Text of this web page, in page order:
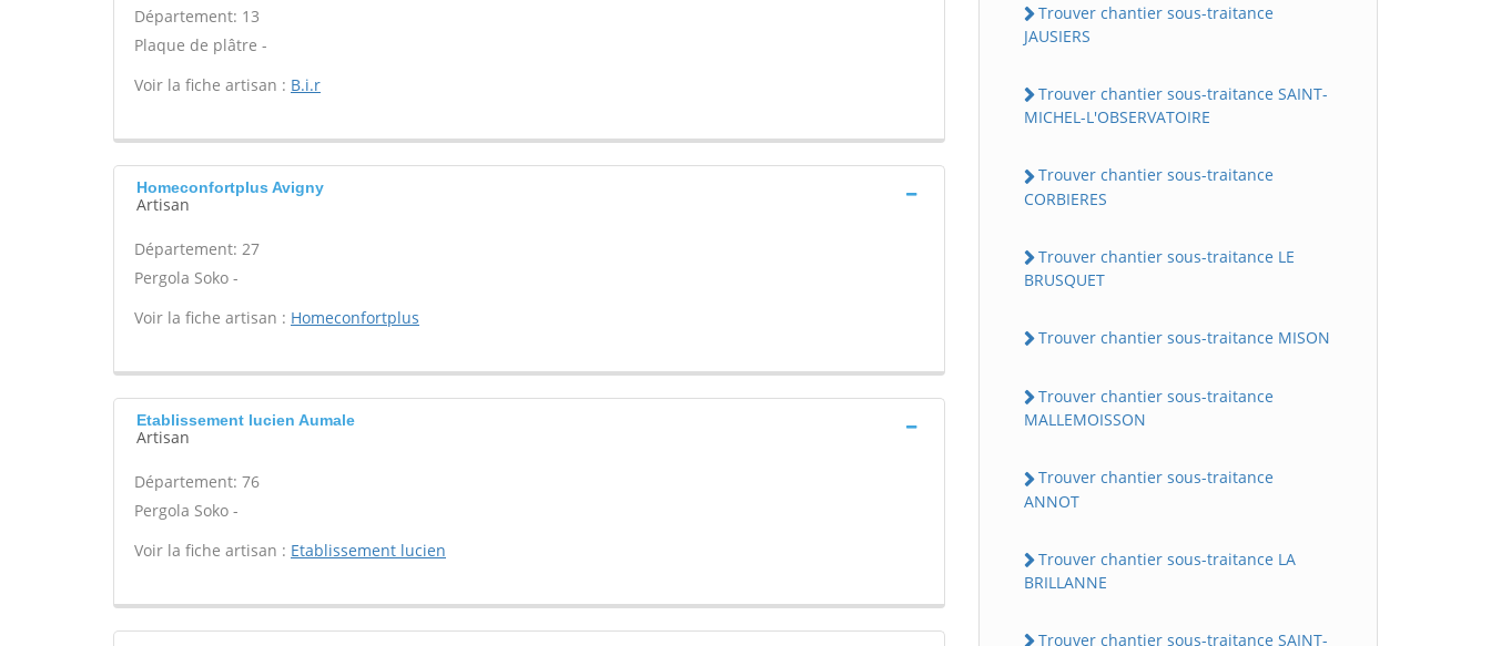
Département: 13
Plaque de plâtre -
Voir la fiche artisan : B.i.r
Homeconfortplus Avigny
Artisan
Département: 27
Pergola Soko -
Voir la fiche artisan : Homeconfortplus
Etablissement lucien Aumale
Artisan
Département: 76
Pergola Soko -
Voir la fiche artisan : Etablissement lucien
Trouver chantier sous-traitance
JAUSIERS
Trouver chantier sous-traitance SAINT-
MICHEL-L'OBSERVATOIRE
Trouver chantier sous-traitance
CORBIERES
Trouver chantier sous-traitance LE
BRUSQUET
Trouver chantier sous-traitance MISON
Trouver chantier sous-traitance
MALLEMOISSON
Trouver chantier sous-traitance
ANNOT
Trouver chantier sous-traitance LA
BRILLANNE
Trouver chantier sous-traitance SAINT-